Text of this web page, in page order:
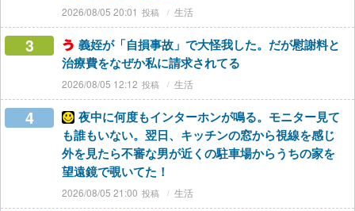
2026/08/05 20:01 生活
3
義姪が「自損事故」で大怪我した。だが慰謝料と
治療費をなぜか私に請求されてる
2026/08/05 12:12 生活
4
夜中に何度もインターホンが鳴る。モニター見て
も誰もいない。翌日、キッチンの窓から視線を感じ
外を見たら不審な男が近くの駐車場からうちの家を
望遠鏡で覗いてた！
2026/08/05 21:00 生活